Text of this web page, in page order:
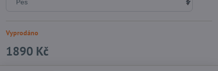
Vyprodáno
1890 Kč